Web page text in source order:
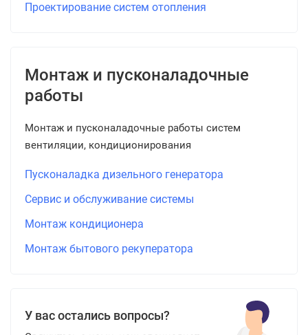
Проектирование систем отопления
Монтаж и пусконаладочные
работы
Монтаж и пусконаладочные работы систем
вентиляции, кондиционирования
Пусконаладка дизельного генератора
Сервис и обслуживание системы
Монтаж кондиционера
Монтаж бытового рекуператора
У вас остались вопросы?